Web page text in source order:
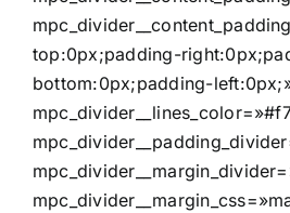
top:0px;padding-
bottom:0px;padding-